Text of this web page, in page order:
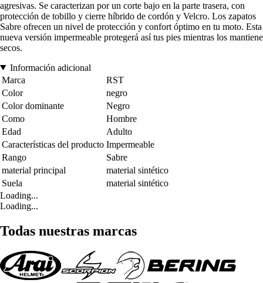
agresivas. Se caracterizan por un corte bajo en la parte trasera, con
protección de tobillo y cierre híbrido de cordón y Velcro. Los zapatos
Sabre ofrecen un nivel de protección y confort óptimo en tu moto. Esta
nueva versión impermeable protegerá así tus pies mientras los mantiene
secos.
Información adicional
Marca
RST
Color
negro
Color dominante
Negro
Como
Hombre
Edad
Adulto
Características del producto Impermeable
Rango
Sabre
material principal
material sintético
Suela
material sintético
Loading...
Loading...
Todas nuestras marcas